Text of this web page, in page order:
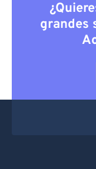
grandes